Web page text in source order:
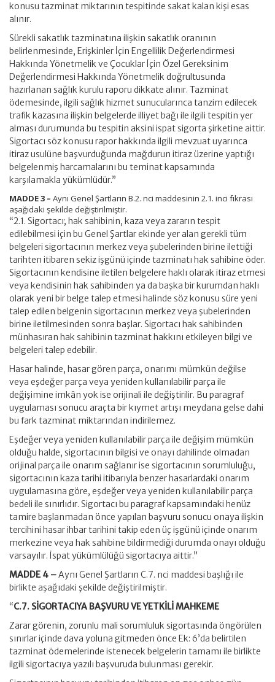
konusu tazminat miktarının tespitinde sakat kalan kişi esas
alınır.
Sürekli sakatlık tazminatına ilişkin sakatlık oranının
belirlenmesinde, Erişkinler İçin Engellilik Değerlendirmesi
Hakkında Yönetmelik ve Çocuklar İçin Özel Gereksinim
Değerlendirmesi Hakkında Yönetmelik doğrultusunda
hazırlanan sağlık kurulu raporu dikkate alınır. Tazminat
ödemesinde, ilgili sağlık hizmet sunucularınca tanzim edilecek
trafik kazasına ilişkin belgelerde illiyet bağı ile ilgili tespitin yer
alması durumunda bu tespitin aksini ispat sigorta şirketine aittir.
Sigortacı söz konusu rapor hakkında ilgili mevzuat uyarınca
itiraz usulüne başvurduğunda mağdurun itiraz üzerine yaptığı
belgelenmiş harcamalarını bu teminat kapsamında
karşılamakla yükümlüdür.”
MADDE 3 – Aynı Genel Şartların B.2. nci maddesinin 2.1. inci fıkrası
aşağıdaki şekilde değiştirilmiştir.
“2.1. Sigortacı; hak sahibinin, kaza veya zararın tespit
edilebilmesi için bu Genel Şartlar ekinde yer alan gerekli tüm
belgeleri sigortacının merkez veya şubelerinden birine ilettiği
tarihten itibaren sekiz işgünü içinde tazminatı hak sahibine öder.
Sigortacının kendisine iletilen belgelere haklı olarak itiraz etmesi
veya kendisinin hak sahibinden ya da başka bir kurumdan haklı
olarak yeni bir belge talep etmesi halinde söz konusu süre yeni
talep edilen belgenin sigortacının merkez veya şubelerinden
birine iletilmesinden sonra başlar. Sigortacı hak sahibinden
münhasıran hak sahibinin tazminat hakkını etkileyen bilgi ve
belgeleri talep edebilir.
Hasar halinde, hasar gören parça, onarımı mümkün değilse
veya eşdeğer parça veya yeniden kullanılabilir parça ile
değişimine imkân yok ise orijinali ile değiştirilir. Bu paragraf
uygulaması sonucu araçta bir kıymet artışı meydana gelse dahi
bu fark tazminat miktarından indirilemez.
Eşdeğer veya yeniden kullanılabilir parça ile değişim mümkün
olduğu halde, sigortacının bilgisi ve onayı dahilinde olmadan
orijinal parça ile onarım sağlanır ise sigortacının sorumluluğu,
sigortacının kaza tarihi itibarıyla benzer hasarlardaki onarım
uygulamasına göre, eşdeğer veya yeniden kullanılabilir parça
bedeli ile sınırlıdır. Sigortacı bu paragraf kapsamındaki henüz
tamire başlanmadan önce yapılan başvuru sonucu onaya ilişkin
tercihini hasar ihbar tarihini takip eden üç işgünü içinde onarım
merkezine veya hak sahibine bildirmediği durumda onayı olduğu
varsayılır. İspat yükümlülüğü sigortacıya aittir.”
MADDE 4 –Aynı Genel Şartların C.7. nci maddesi başlığı ile
birlikte aşağıdaki şekilde değiştirilmiştir.
“C.7. SİGORTACIYA BAŞVURU VE YETKİLİ MAHKEME
Zarar görenin, zorunlu mali sorumluluk sigortasında öngörülen
sınırlar içinde dava yoluna gitmeden önce Ek: 6’da belirtilen
tazminat ödemelerinde istenecek belgelerin tamamı ile birlikte
ilgili sigortacıya yazılı başvuruda bulunması gerekir.